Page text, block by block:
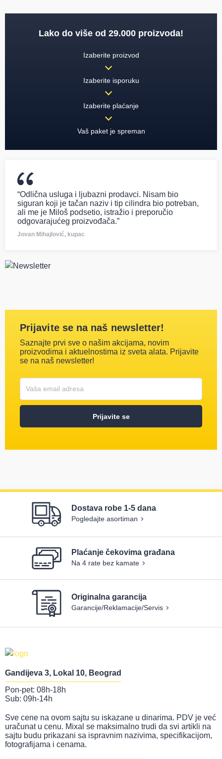
Lako do više od 29.000 proizvoda!
Izaberite proizvod
Izaberite isporuku
Izaberite plaćanje
Vaš paket je spreman
“Odlična usluga i ljubazni prodavci. Nisam bio
siguran koji je tačan naziv i tip cilindra bio potreban,
ali me je Miloš podsetio, istražio i preporučio
odgovarajućeg proizvođača.”
Jovan Mihajlović, kupac
Prijavite se na naš newsletter!
Saznajte prvi sve o našim akcijama, novim
proizvodima i aktuelnostima iz sveta alata. Prijavite
se na naš newsletter!
Prijavite se
Dostava robe 1-5 dana
Pogledajte asortiman
Plaćanje čekovima građana
Na 4 rate bez kamate
Originalna garancija
Garancije/Reklamacije/Servis
Gandijeva 3, Lokal 10, Beograd
Pon-pet: 08h-18h
Sub: 09h-14h
Sve cene na ovom sajtu su iskazane u dinarima. PDV je već
uračunat u cenu. Mixal se maksimalno trudi da svi artikli na
sajtu budu prikazani sa ispravnim nazivima, specifikacijom,
fotografijama i cenama.